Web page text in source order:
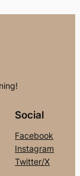
Social
Facebook
Instagram
Twitter/X